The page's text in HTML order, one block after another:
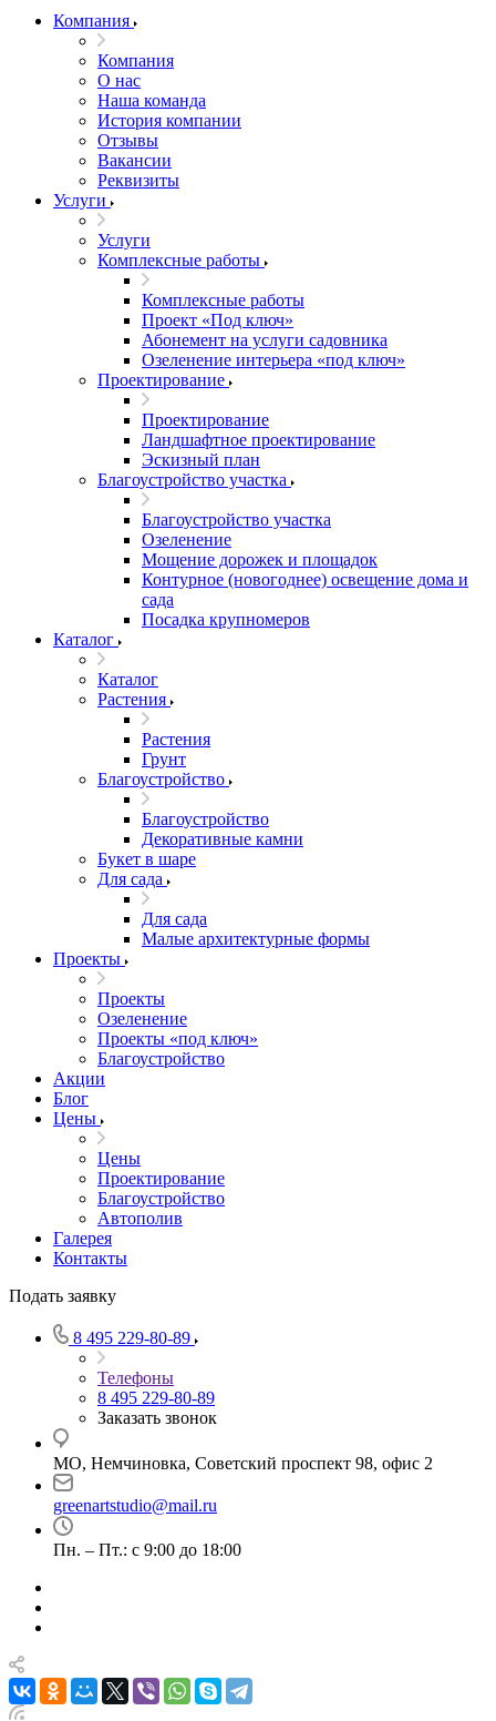
Компания
Компания
О нас
Наша команда
История компании
Отзывы
Вакансии
Реквизиты
Услуги
Услуги
Комплексные работы
Комплексные работы
Проект «Под ключ»
Абонемент на услуги садовника
Озеленение интерьера «под ключ»
Проектирование
Проектирование
Ландшафтное проектирование
Эскизный план
Благоустройство участка
Благоустройство участка
Озеленение
Мощение дорожек и площадок
Контурное (новогоднее) освещение дома и
сада
Посадка крупномеров
Каталог
Каталог
Растения
Растения
Грунт
Благоустройство
Благоустройство
Декоративные камни
Букет в шаре
Для сада
Для сада
Малые архитектурные формы
Проекты
Проекты
Озеленение
Проекты «под ключ»
Благоустройство
Акции
Блог
Цены
Цены
Проектирование
Благоустройство
Автополив
Галерея
Контакты
Подать заявку
8 495 229-80-89
Телефоны
8 495 229-80-89
Заказать звонок
МО, Немчиновка, Советский проспект 98, офис 2
greenartstudio@mail.ru
Пн. – Пт.: с 9:00 до 18:00